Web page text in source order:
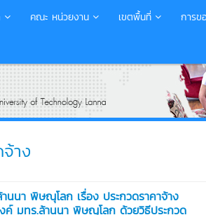
คณะ หน่วยงาน เขตพื้นที่ การข
าง
นนา พิษณุโลก เรื่อง ประกวดราคาจ้าง
ค์ มทร.ล้านนา พิษณุโลก ด้วยวิธีประกวด